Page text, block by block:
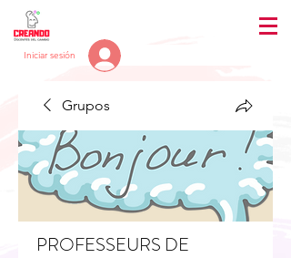
Iniciar sesión
Grupos
PROFESSEURS DE